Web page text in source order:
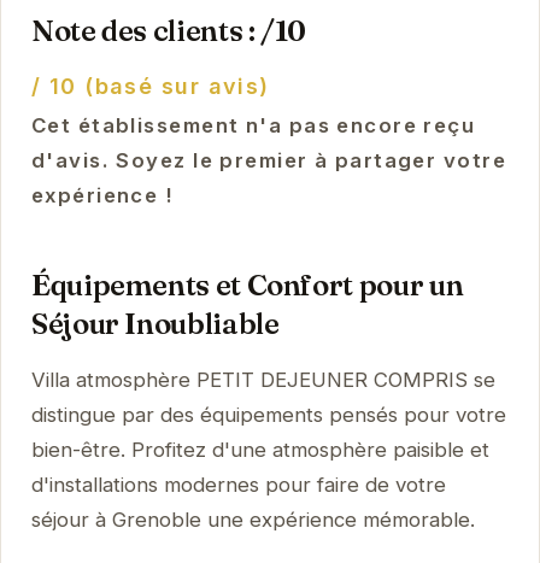
Note des clients : /10
/ 10 (basé sur avis)
Cet établissement n'a pas encore reçu
d'avis. Soyez le premier à partager votre
expérience !
Équipements et Confort pour un
Séjour Inoubliable
Villa atmosphère PETIT DEJEUNER COMPRIS se
distingue par des équipements pensés pour votre
bien-être. Profitez d'une atmosphère paisible et
d'installations modernes pour faire de votre
séjour à Grenoble une expérience mémorable.